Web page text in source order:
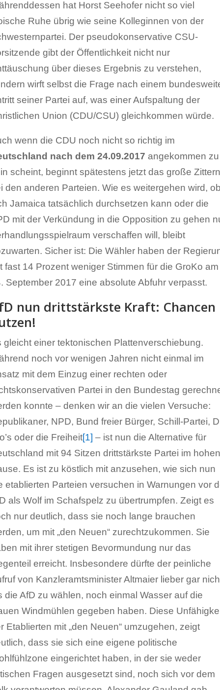
hat Horst Seehofer nicht so viel
Ruhe übrig wie seine Kolleginnen von der
Der pseudokonservative CSU-
gibt der Öffentlichkeit nicht nur
über dieses Ergebnis zu verstehen,
wirft selbst die Frage nach einem
seiner Partei auf, was einer Aufspaltung der
Union (CDU/CSU) gleichkommen würde.
wenn die CDU noch nicht so richtig im
nach dem 24.09.2017 angekommen zu
scheint, beginnt spätestens jetzt das große Zittern
den anderen Parteien. Wie es weitergehen wird,
Jamaica tatsächlich durchsetzen kann oder die
mit der Verkündung in die Opposition zu gehen
verschaffen will, bleibt
Sicher ist: Die Wähler haben der
fast 14 Prozent weniger Stimmen für die GroKo am
September 2017 eine absolute Abfuhr verpasst.
nun drittstärkste Kraft: Chancen
gleicht einer tektonischen Plattenverschiebung.
noch vor wenigen Jahren nicht einmal im
mit dem Einzug einer rechten oder
Partei in den Bundestag
konnte – denken wir an die vielen Versuche:
NPD, Bund freier Bürger, Schill-Partei,
oder die Freiheit[1] – ist nun die Alternative für
mit 94 Sitzen drittstärkste Partei im hohen
Es ist zu köstlich mit anzusehen, wie sich nun
etablierten Parteien versuchen in Warnungen vor
als Wolf im Schafspelz zu übertrumpfen. Zeigt es
nur deutlich, dass sie noch lange brauchen
um mit „den Neuen“ zurechtzukommen. Sie
mit ihrer stetigen Bevormundung nur das
erreicht. Insbesondere dürfte der peinliche
von Kanzleramtsminister Altmaier lieber gar
die AfD zu wählen, noch einmal Wasser auf die
Windmühlen gegeben haben. Diese
Etablierten mit „den Neuen“ umzugehen, zeigt
dass sie sich eine eigene politische
eingerichtet haben, in der sie weder
Fragen ausgesetzt sind, noch sich vor dem